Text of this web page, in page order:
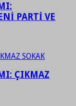
PARTİ VE
ÇIKMAZ